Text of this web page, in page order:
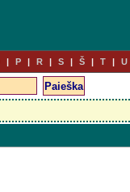
P R S Š T U